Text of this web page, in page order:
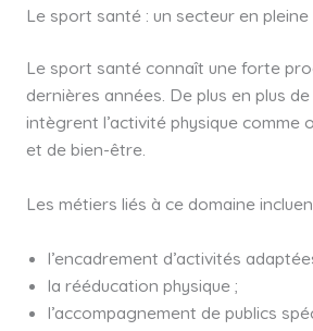
Le sport santé : un secteur en
Le sport santé connaît une forte
dernières années. De plus en plus
intègrent l’activité physique comme
et de bien-être.
Les métiers liés à ce domaine
l’encadrement d’activités
la rééducation physique ;
l’accompagnement de publics